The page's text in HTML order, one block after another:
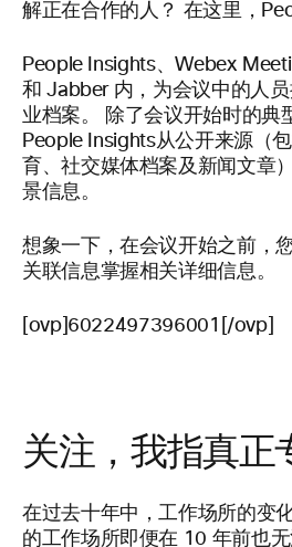
解正在合作的人？ 在这里，
People Insights、Webex
和 Jabber 内，为会议中的人
业档案。 除了会议开始时的典
People Insights从公开来源（
育、社交媒体档案及新闻文章
景信息。
想象一下，在会议开始之前，
关联信息掌握相关详细信息。
[ovp]6022497396001[/ovp]
关注，我指真正
在过去十年中，工作场所的变
的工作场所即便在 10 年前也